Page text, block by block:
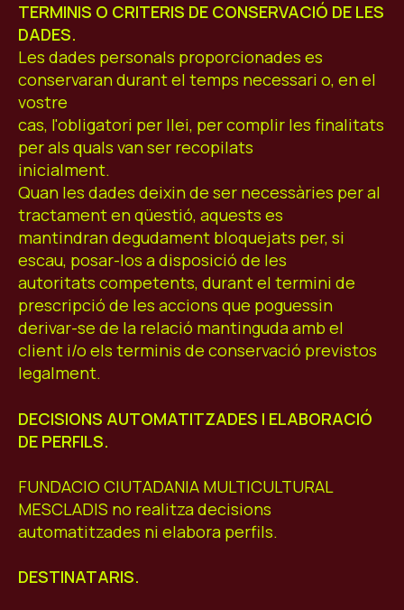
TERMINIS O CRITERIS DE CONSERVACIÓ DE LES
DADES.
Les dades personals proporcionades es
conservaran durant el temps necessari o, en el
vostre
cas, l'obligatori per llei, per complir les finalitats
per als quals van ser recopilats
inicialment.
Quan les dades deixin de ser necessàries per al
tractament en qüestió, aquests es
mantindran degudament bloquejats per, si
escau, posar-los a disposició de les
autoritats competents, durant el termini de
prescripció de les accions que poguessin
derivar-se de la relació mantinguda amb el
client i/o els terminis de conservació previstos
legalment.
DECISIONS AUTOMATITZADES I ELABORACIÓ
DE PERFILS.
FUNDACIO CIUTADANIA MULTICULTURAL
MESCLADIS no realitza decisions
automatitzades ni elabora perfils.
DESTINATARIS.